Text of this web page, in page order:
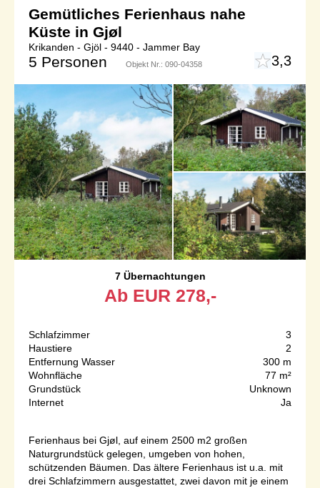
Gemütliches Ferienhaus nahe
Küste in Gjøl
Krikanden - Gjöl - 9440 - Jammer Bay
5 Personen Objekt Nr.: 090-04358 3,3
7 Übernachtungen
Ab EUR 278,-
Schlafzimmer
3
Haustiere
2
Entfernung Wasser
300 m
Wohnfläche
77 m²
Grundstück
Unknown
Internet
Ja
Ferienhaus bei Gjøl, auf einem 2500 m2 großen
Naturgrundstück gelegen, umgeben von hohen,
schützenden Bäumen. Das ältere Ferienhaus ist u.a. mit
drei Schlafzimmern ausgestattet, zwei davon mit je einem